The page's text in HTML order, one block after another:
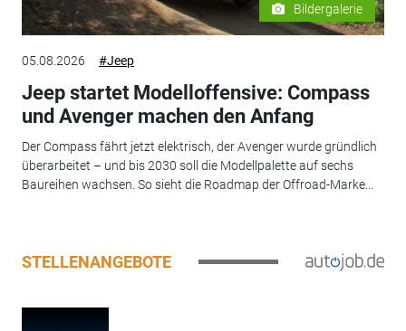
Bildergalerie
05.08.2026 #Jeep
Jeep startet Modelloffensive: Compass
und Avenger machen den Anfang
Der Compass fährt jetzt elektrisch, der Avenger wurde gründlich
überarbeitet – und bis 2030 soll die Modellpalette auf sechs
Baureihen wachsen. So sieht die Roadmap der Offroad-Marke...
STELLENANGEBOTE